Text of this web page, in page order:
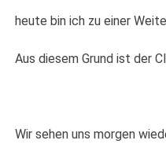
heute bin ich zu einer
Aus diesem Grund ist der
Wir sehen uns morgen